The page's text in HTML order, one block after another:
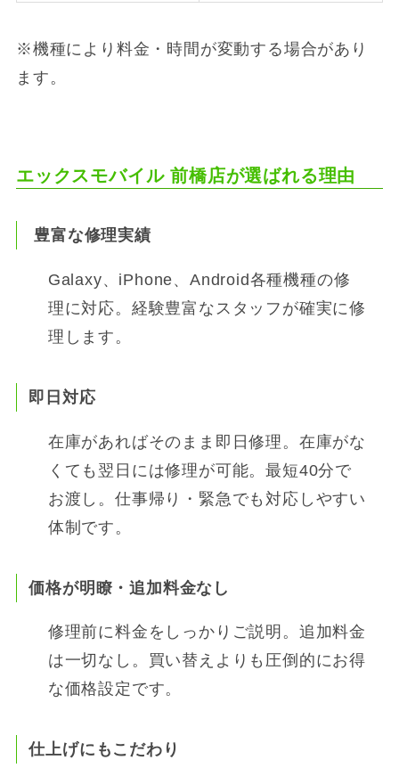
※機種により料金・時間が変動する場合があり
ます。
エックスモバイル 前橋店が選ばれる理由
豊富な修理実績
Galaxy、iPhone、Android各種機種の修
理に対応。経験豊富なスタッフが確実に修
理します。
即日対応
在庫があればそのまま即日修理。在庫がな
くても翌日には修理が可能。最短40分で
お渡し。仕事帰り・緊急でも対応しやすい
体制です。
価格が明瞭 ・追加料金なし
修理前に料金をしっかりご説明。追加料金
は一切なし。買い替えよりも圧倒的にお得
な価格設定です。
仕上げにもこだわり